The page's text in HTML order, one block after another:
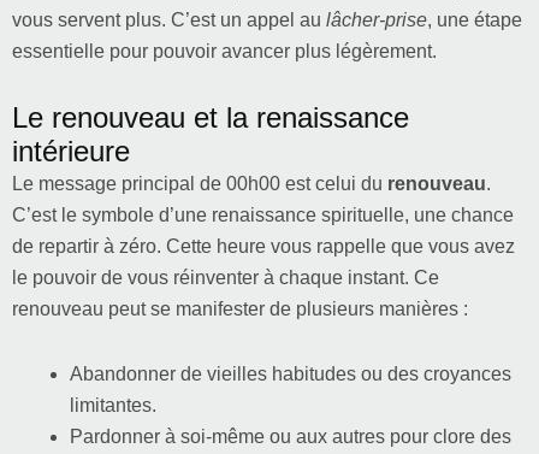
vous servent plus. C’est un appel au lâcher-prise, une étape
essentielle pour pouvoir avancer plus légèrement.
Le renouveau et la renaissance
intérieure
Le message principal de 00h00 est celui du renouveau.
C’est le symbole d’une renaissance spirituelle, une chance
de repartir à zéro. Cette heure vous rappelle que vous avez
le pouvoir de vous réinventer à chaque instant. Ce
renouveau peut se manifester de plusieurs manières :
Abandonner de vieilles habitudes ou des croyances
limitantes.
Pardonner à soi-même ou aux autres pour clore des